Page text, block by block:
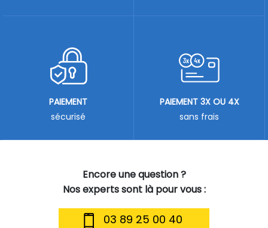
Encore une question ?
Nos experts sont là pour vous :
03 89 25 00 40
PAIEMENT
sécurisé
PAIEMENT 3X OU 4X
sans frais